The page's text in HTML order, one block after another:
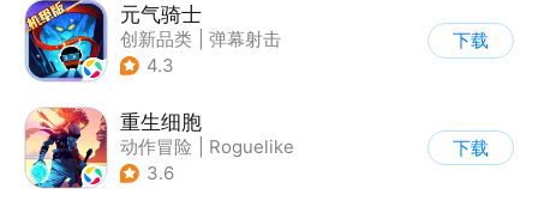
元气骑士
创新品类
弹幕射击
| 地牢
4.3
下载
重生细胞
动作冒险
Roguelike
| 探险
3.6
下载